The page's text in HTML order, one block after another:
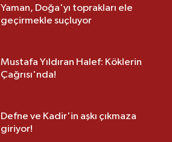
Yaman, Doğa'yı toprakları ele
geçirmekle suçluyor
Mustafa Yıldıran Halef: Köklerin
Çağrısı'nda!
Defne ve Kadir'in aşkı çıkmaza
giriyor!